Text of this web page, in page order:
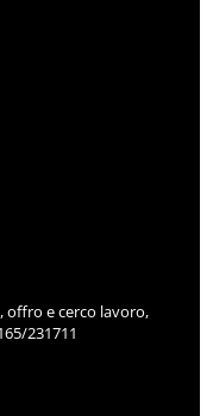
offro e cerco lavoro,
231711